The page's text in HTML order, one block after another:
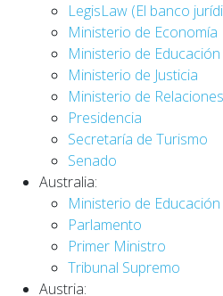
LegisLaw (El banco
Ministerio de Economía
Ministerio de Educación
Ministerio de Justicia
Ministerio de
Presidencia
Secretaría de Turismo
Senado
Australia:
Ministerio de Educación
Parlamento
Primer Ministro
Tribunal Supremo
Austria: